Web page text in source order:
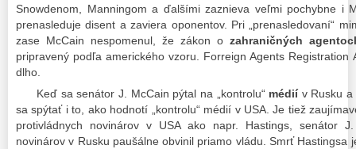
Snowdenom, Manningom a ďalšími zaznieva veľmi pochybne i
prenasleduje disent a zaviera oponentov. Pri „prenasledovaní“
zase McCain nespomenul, že zákon o zahraničných
pripravený podľa amerického vzoru. Forreign Agents Registration
dlho.
Keď sa senátor J. McCain pýtal na „kontrolu“ médií v Rusku a
sa spýtať i to, ako hodnotí „kontrolu“ médií v USA. Je tiež
protivládnych novinárov v USA ako napr. Hastings, senátor
novinárov v Rusku paušálne obvinil priamo vládu. Smrť Hastingsa